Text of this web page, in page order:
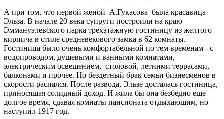
А при том, что первой женой А.Гукасова была красавица
Эльза. В начале 20 века супруги построили на краю
Эммануэлевского парка трехэтажную гостиницу из желтого
кирпича в стиле средневекового замка в 62 комнаты.
Гостиница было очень комфортабельной по тем временам - с
водопроводом, душевыми и ванными комнатами,
электрическим освещением, столовой, летними террасами,
балконами и прочее. Но бездетный брак семьи бизнесменов в
скорости распался. После развода, Эльзе досталась гостиница,
приносящая солидный доход. И жила бы она безбедно еще
долгое время, сдавая комнаты пансионата отдыхающим, но
наступил 1917 год.